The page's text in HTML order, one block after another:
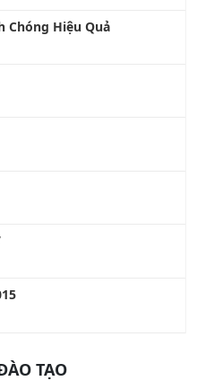
Chóng Hiệu Quả
TẠO